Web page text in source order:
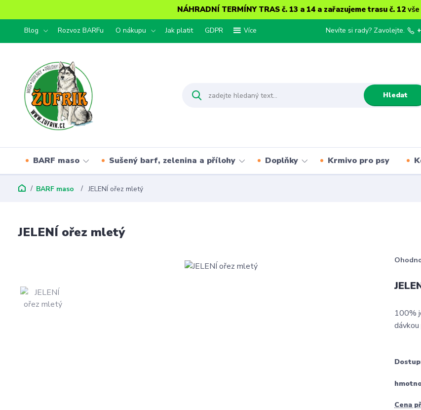
NÁHRADNÍ TERMÍNY TRAS č. 13 a 14 a zařazujeme trasu č. 12
Blog Rozvoz BARFu O nákupu Jak platit GDPR Více
Hledat
Nevíte si rady? Zavolejte.
BARF maso Sušený barf, zelenina a přílohy Doplňky Krmivo pro psy
BARF maso JELENÍ ořez mletý
JELENÍ ořez mletý
100%
Cena